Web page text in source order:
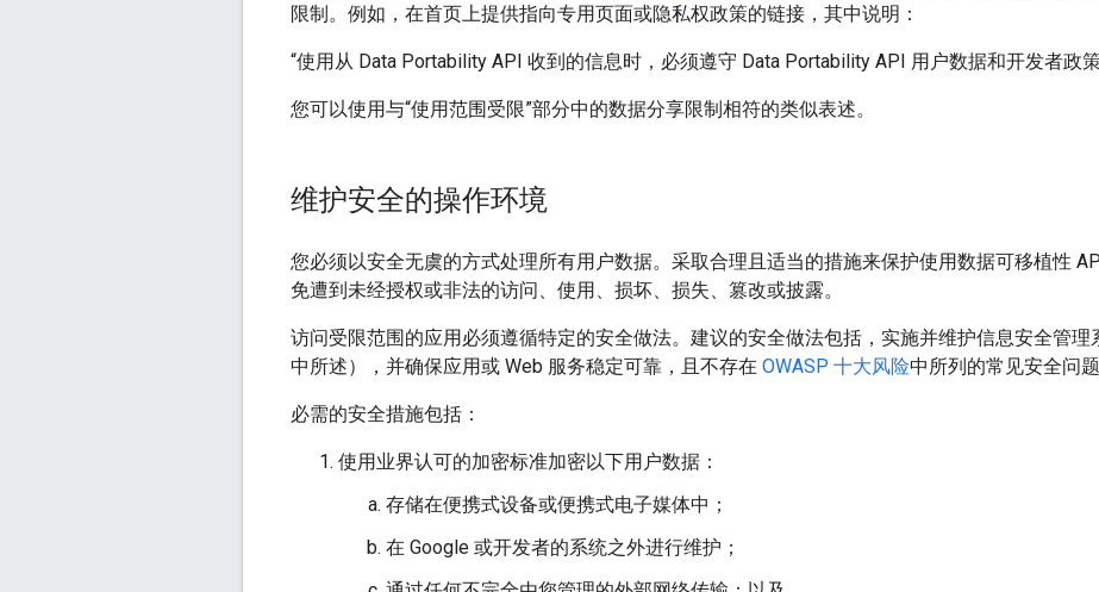
限制。例如，在首页上提供指向专用页面或隐私权政策的链接，其中说明：
“使用从 Data Portability API 收到的信息时，必须遵守 Data Portability API 用户数据和开发者政
您可以使用与“使用范围受限”部分中的数据分享限制相符的类似表述。
维护安全的操作环境
您必须以安全无虞的方式处理所有用户数据。采取合理且适当的措施来保护使用数据可移植性
免遭到未经授权或非法的访问、使用、损坏、损失、篡改或披露。
访问受限范围的应用必须遵循特定的安全做法。建议的安全做法包括，实施并维护信息安全管理
中所述），并确保应用或 Web 服务稳定可靠，且不存在 OWASP 十大风险中所列的常见安全问题
必需的安全措施包括：
使用业界认可的加密标准加密以下用户数据：
存储在便携式设备或便携式电子媒体中；
在 Google 或开发者的系统之外进行维护；